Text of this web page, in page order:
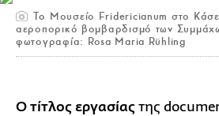
Το Μουσείο Fridericianum στο
αεροπορικό βομβαρδισμό των
φωτογραφία: Rosa Maria Rühling
O τίτλος εργασίας της